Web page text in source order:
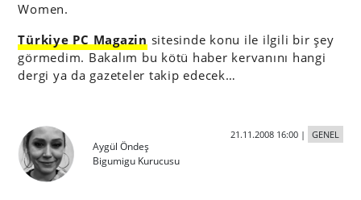
Women.
Türkiye PC Magazin sitesinde konu ile ilgili bir şey
görmedim. Bakalım bu kötü haber kervanını hangi
dergi ya da gazeteler takip edecek…
Aygül Öndeş
Bigumigu Kurucusu
21.11.2008 16:00| GENEL